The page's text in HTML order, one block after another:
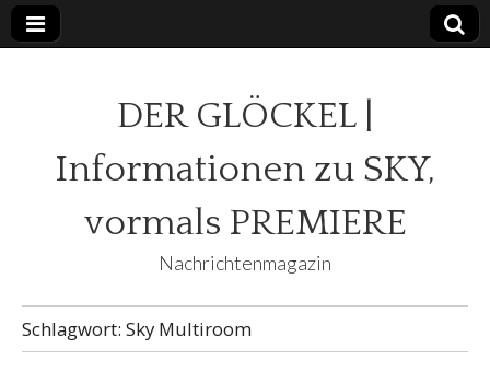
DER GLÖCKEL |
Informationen zu SKY,
vormals PREMIERE
Nachrichtenmagazin
Schlagwort: Sky Multiroom